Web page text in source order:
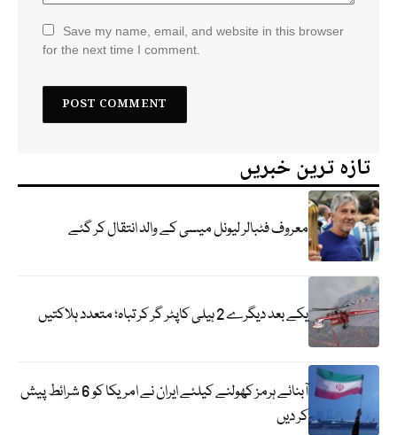
Save my name, email, and website in this browser
for the next time I comment.
تازہ ترین خبریں
معروف فٹبالر لیونل میسی کے والد انتقال کر گئے
یکے بعد دیگرے 2 ہیلی کاپٹر گر کر تباہ؛ متعدد ہلاکتیں
آبنائے ہرمز کھولنے کیلئے ایران نے امریکا کو 6 شرائط پیش
کر دیں